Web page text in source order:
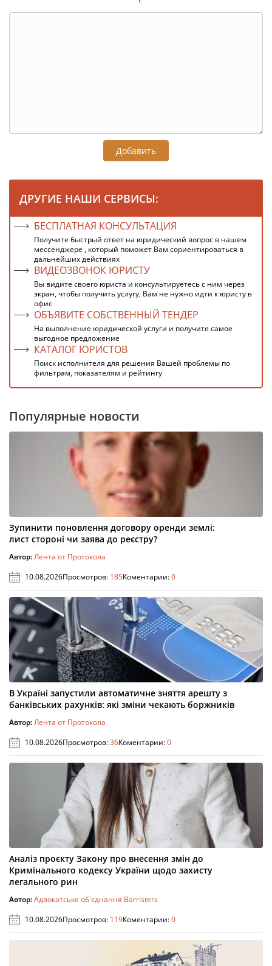
Добавить
ДРУГИЕ НАШИ СЕРВИСЫ:
БЕСПЛАТНАЯ КОНСУЛЬТАЦИЯ
Получите быстрый ответ на юридический вопрос в нашем
мессенджере , который поможет Вам сориентироваться в
дальнейших действиях
ВИДЕОЗВОНОК ЮРИСТУ
Вы видите своего юриста и консультируетесь с ним через
экран, чтобы получить услугу, Вам не нужно идти к юристу в
офис
ОБЪЯВИТЕ СОБСТВЕННЫЙ ТЕНДЕР
На выполнение юридической услуги и получите самое
выгодное предложение
КАТАЛОГ ЮРИСТОВ
Поиск исполнителя для решения Вашей проблемы по
фильтрам, показателям и рейтингу
Популярные новости
Зупинити поновлення договору оренди землі:
лист стороні чи заява до реєстру?
Автор:Лента от Протокола
10.08.2026Просмотров: 185Коментарии:0
В Україні запустили автоматичне зняття арешту з
банківських рахунків: які зміни чекають боржників
Автор:Лента от Протокола
10.08.2026Просмотров:36Коментарии:0
Аналіз проєкту Закону про внесення змін до
Кримінального кодексу України щодо захисту
легального рин
Автор:Адвокатське об'єднання Barristers
10.08.2026Просмотров: 119Коментарии:0